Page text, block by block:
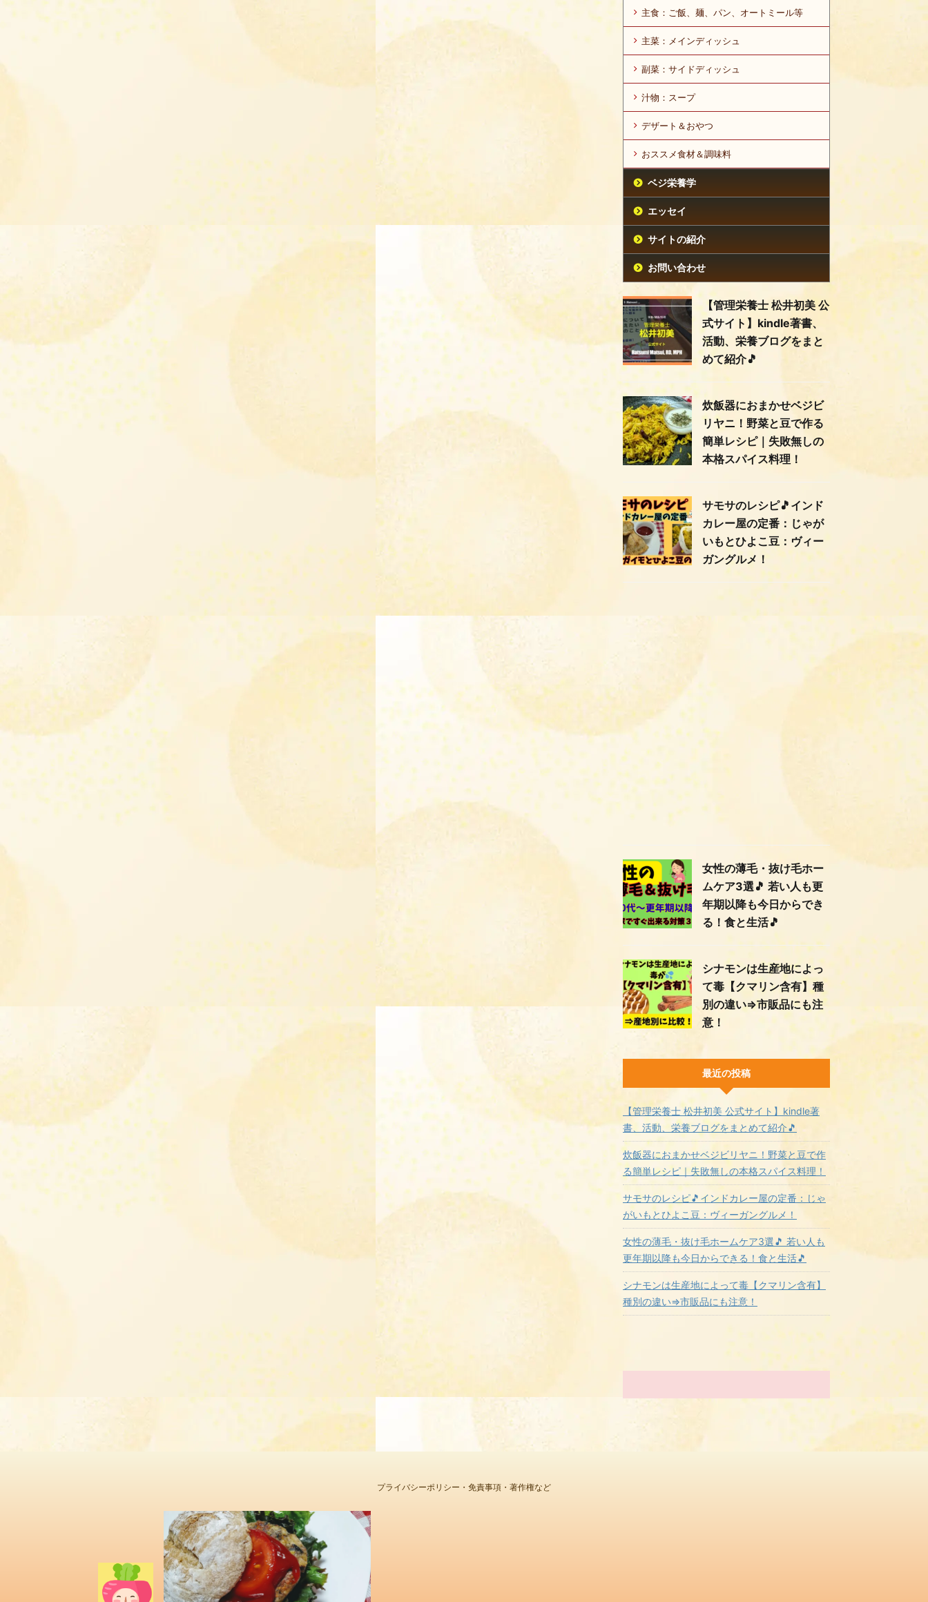
主食：ご飯、麺、パン、オートミール等
主菜：メインディッシュ
副菜：サイドディッシュ
汁物：スープ
デザート＆おやつ
おススメ食材＆調味料
ベジ栄養学
エッセイ
サイトの紹介
お問い合わせ
【管理栄養士 松井初美 公
式サイト】kindle著書、
活動、栄養ブログをまと
めて紹介🎵
炊飯器におまかせベジビ
リヤニ！野菜と豆で作る
簡単レシピ｜失敗無しの
本格スパイス料理！
サモサのレシピ🎵インド
カレー屋の定番：じゃが
いもとひよこ豆：ヴィー
ガングルメ！
女性の薄毛・抜け毛ホー
ムケア3選🎵 若い人も更
年期以降も今日からでき
る！食と生活🎵
シナモンは生産地によっ
て毒【クマリン含有】種
別の違い⇒市販品にも注
意！
最近の投稿
【管理栄養士 松井初美 公式サイト】kindle著
書、活動、栄養ブログをまとめて紹介🎵
炊飯器におまかせベジビリヤニ！野菜と豆で作
る簡単レシピ｜失敗無しの本格スパイス料理！
サモサのレシピ🎵インドカレー屋の定番：じゃ
がいもとひよこ豆：ヴィーガングルメ！
女性の薄毛・抜け毛ホームケア3選🎵 若い人も
更年期以降も今日からできる！食と生活🎵
シナモンは生産地によって毒【クマリン含有】
種別の違い⇒市販品にも注意！
プライバシーポリシー・免責事項・著作権など